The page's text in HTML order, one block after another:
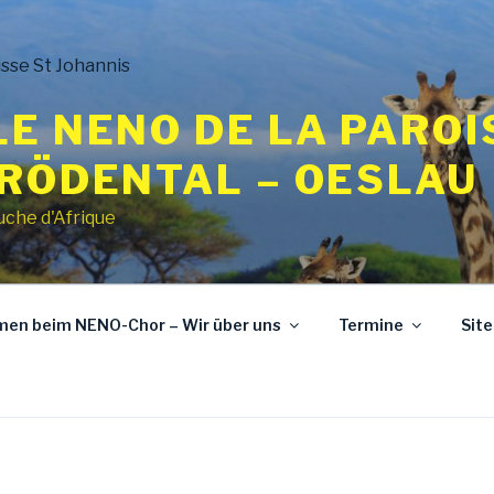
NENO DE LA
– OESLAU
d'Afrique
beim NENO-Chor – Wir über uns Termine